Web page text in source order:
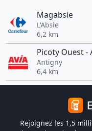
Magabsie
L'Absie
6,2 km
Picoty Ouest -
Antigny
6,4 km
Rejoignez les 1,5